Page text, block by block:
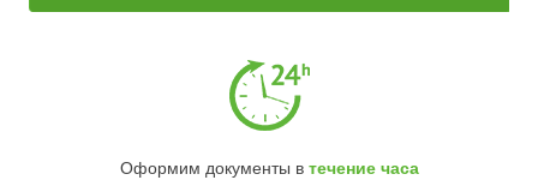
Оформим документы в течение часа